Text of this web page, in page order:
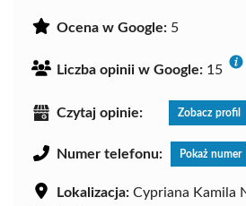
Ocena w Google: 5
Liczba opinii w Google: 15
Czytaj opinie: Zobacz profil
Numer telefonu: Pokaż numer
Lokalizacja: Cypriana Kamila